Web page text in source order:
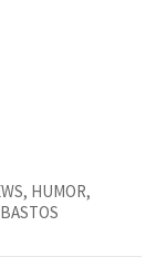
, HUMOR,